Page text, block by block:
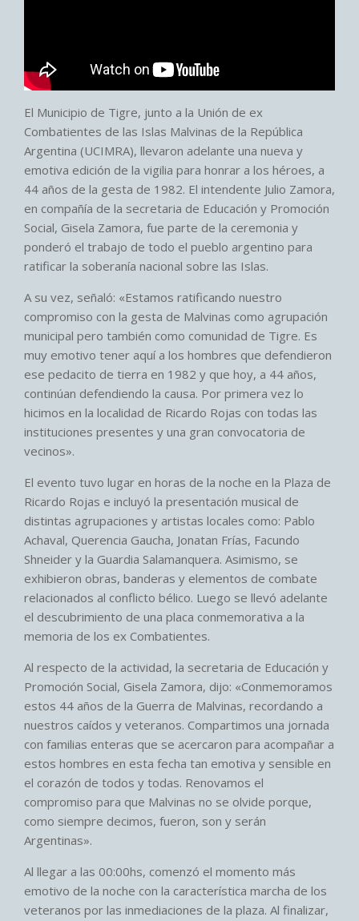
El Municipio de Tigre, junto a la Unión de ex
Combatientes de las Islas Malvinas de la República
Argentina (UCIMRA), llevaron adelante una nueva y
emotiva edición de la vigilia para honrar a los héroes, a
44 años de la gesta de 1982. El intendente Julio Zamora,
en compañía de la secretaria de Educación y Promoción
Social, Gisela Zamora, fue parte de la ceremonia y
ponderó el trabajo de todo el pueblo argentino para
ratificar la soberanía nacional sobre las Islas.
A su vez, señaló: «Estamos ratificando nuestro
compromiso con la gesta de Malvinas como agrupación
municipal pero también como comunidad de Tigre. Es
muy emotivo tener aquí a los hombres que defendieron
ese pedacito de tierra en 1982 y que hoy, a 44 años,
continúan defendiendo la causa. Por primera vez lo
hicimos en la localidad de Ricardo Rojas con todas las
instituciones presentes y una gran convocatoria de
vecinos».
El evento tuvo lugar en horas de la noche en la Plaza de
Ricardo Rojas e incluyó la presentación musical de
distintas agrupaciones y artistas locales como: Pablo
Achaval, Querencia Gaucha, Jonatan Frías, Facundo
Shneider y la Guardia Salamanquera. Asimismo, se
exhibieron obras, banderas y elementos de combate
relacionados al conflicto bélico. Luego se llevó adelante
el descubrimiento de una placa conmemorativa a la
memoria de los ex Combatientes.
Al respecto de la actividad, la secretaria de Educación y
Promoción Social, Gisela Zamora, dijo: «Conmemoramos
estos 44 años de la Guerra de Malvinas, recordando a
nuestros caídos y veteranos. Compartimos una jornada
con familias enteras que se acercaron para acompañar a
estos hombres en esta fecha tan emotiva y sensible en
el corazón de todos y todas. Renovamos el
compromiso para que Malvinas no se olvide porque,
como siempre decimos, fueron, son y serán
Argentinas».
Al llegar a las 00:00hs, comenzó el momento más
emotivo de la noche con la característica marcha de los
veteranos por las inmediaciones de la plaza. Al finalizar,